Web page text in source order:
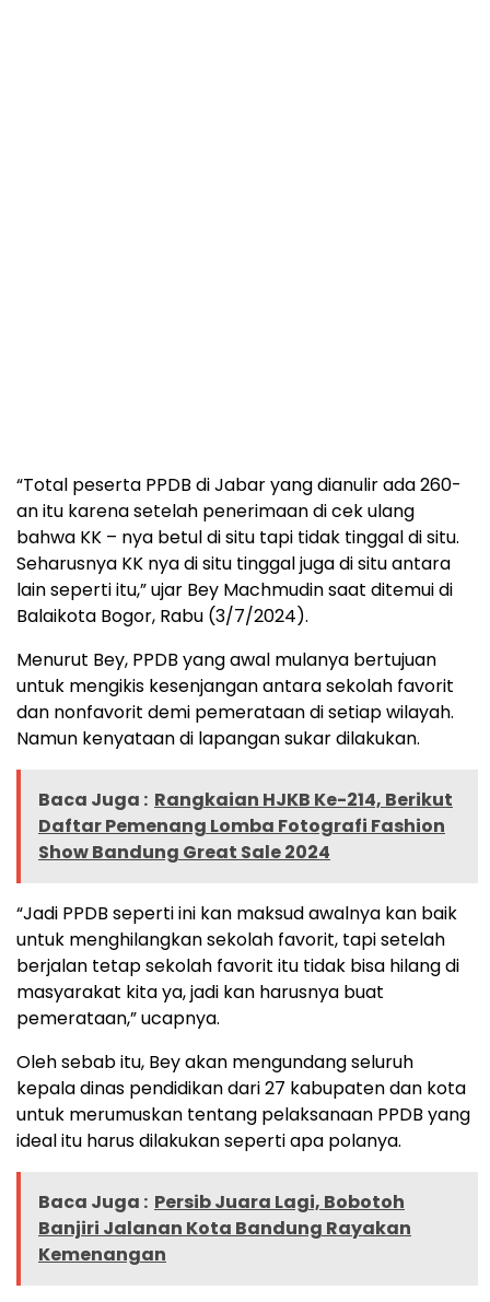
“Total peserta PPDB di Jabar yang dianulir ada 260-
an itu karena setelah penerimaan di cek ulang
bahwa KK – nya betul di situ tapi tidak tinggal di situ.
Seharusnya KK nya di situ tinggal juga di situ antara
lain seperti itu,” ujar Bey Machmudin saat ditemui di
Balaikota Bogor, Rabu (3/7/2024).
Menurut Bey, PPDB yang awal mulanya bertujuan
untuk mengikis kesenjangan antara sekolah favorit
dan nonfavorit demi pemerataan di setiap wilayah.
Namun kenyataan di lapangan sukar dilakukan.
Baca Juga : Rangkaian HJKB Ke-214, Berikut
Daftar Pemenang Lomba Fotografi Fashion
Show Bandung Great Sale 2024
“Jadi PPDB seperti ini kan maksud awalnya kan baik
untuk menghilangkan sekolah favorit, tapi setelah
berjalan tetap sekolah favorit itu tidak bisa hilang di
masyarakat kita ya, jadi kan harusnya buat
pemerataan,” ucapnya.
Oleh sebab itu, Bey akan mengundang seluruh
kepala dinas pendidikan dari 27 kabupaten dan kota
untuk merumuskan tentang pelaksanaan PPDB yang
ideal itu harus dilakukan seperti apa polanya.
Baca Juga : Persib Juara Lagi, Bobotoh
Banjiri Jalanan Kota Bandung Rayakan
Kemenangan